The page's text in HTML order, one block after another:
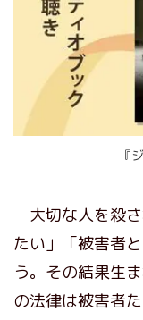
『
大切な人を殺
たい」「被害者
う。その結果生
の法律は被害者